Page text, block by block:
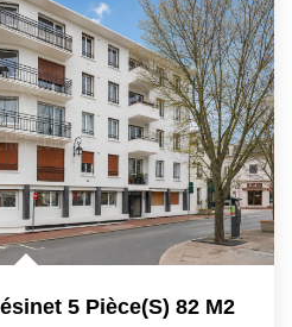
5 Pièce(s) 82 M2